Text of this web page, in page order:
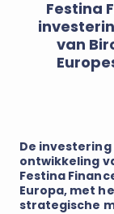
Festina
van
De
ontwikkeling
Festina
Europa, met
strategische